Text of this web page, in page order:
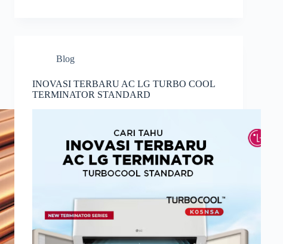
Blog
INOVASI TERBARU AC LG TURBO COOL
TERMINATOR STANDARD